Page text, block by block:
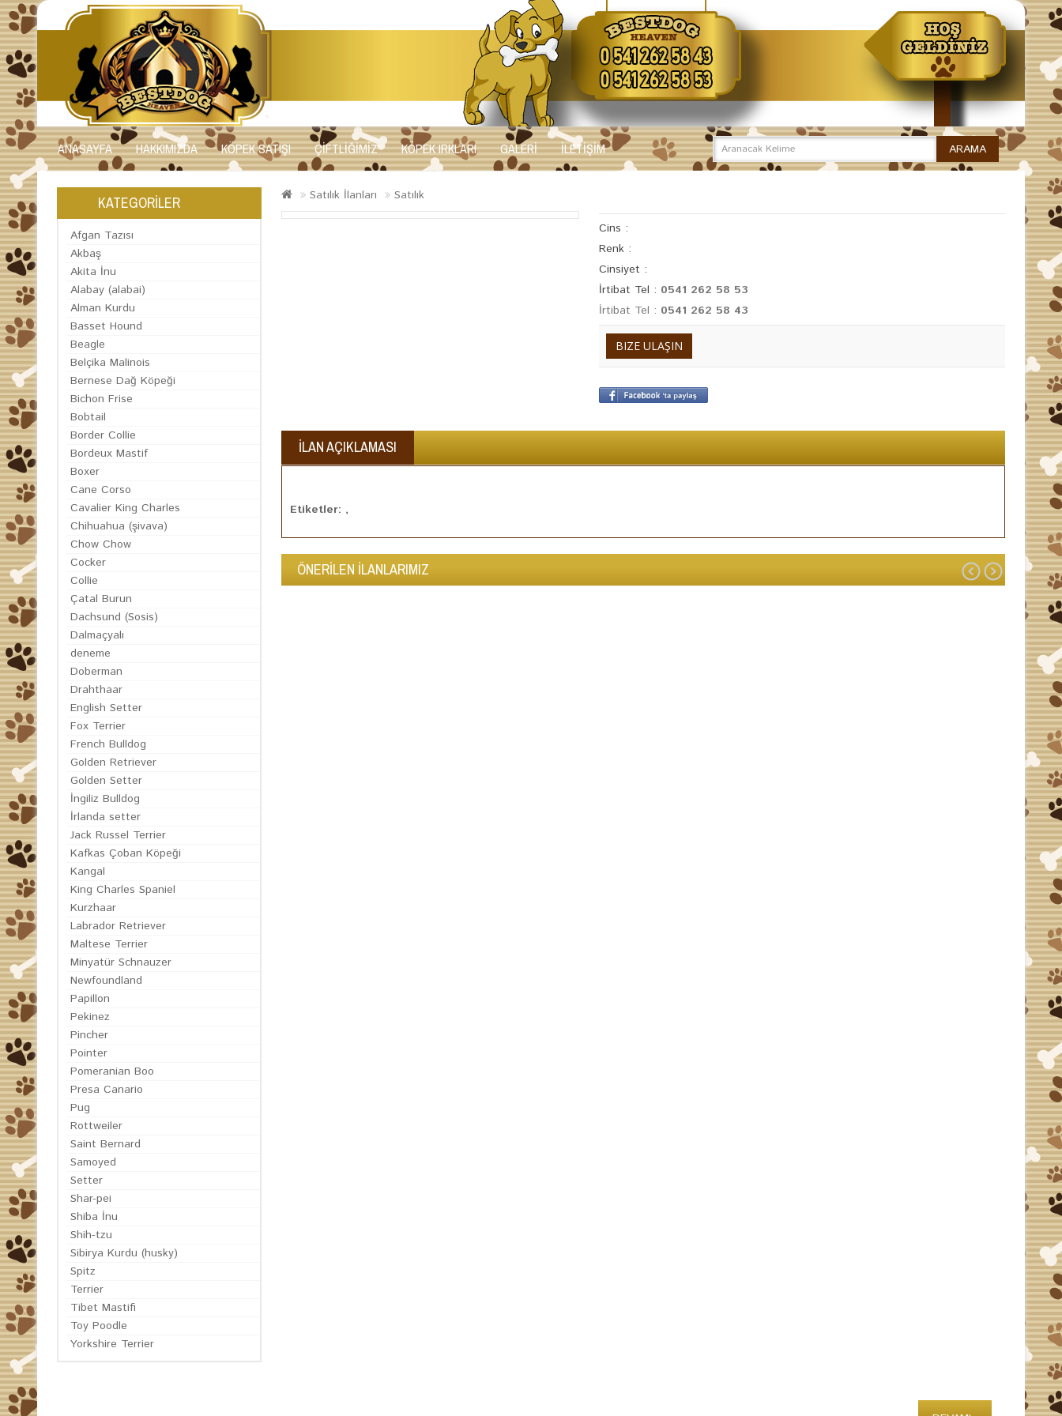
ANASAYFA HAKKIMIZDA KÖPEK SATIŞI ÇİFTLİĞİMİZ KÖPEK IRKLARI GALERİ İLETİŞİM
KATEGORİLER
Afgan Tazısı
Akbaş
Akita İnu
Alabay (alabai)
Alman Kurdu
Basset Hound
Beagle
Belçika Malinois
Bernese Dağ Köpeği
Bichon Frise
Bobtail
Border Collie
Bordeux Mastif
Boxer
Cane Corso
Cavalier King Charles
Chihuahua (şivava)
Chow Chow
Cocker
Collie
Çatal Burun
Dachsund (Sosis)
Dalmaçyalı
deneme
Doberman
Drahthaar
English Setter
Fox Terrier
French Bulldog
Golden Retriever
Golden Setter
İngiliz Bulldog
İrlanda setter
Jack Russel Terrier
Kafkas Çoban Köpeği
Kangal
King Charles Spaniel
Kurzhaar
Labrador Retriever
Maltese Terrier
Minyatür Schnauzer
Newfoundland
Papillon
Pekinez
Pincher
Pointer
Pomeranian Boo
Presa Canario
Pug
Rottweiler
Saint Bernard
Samoyed
Setter
Shar-pei
Shiba İnu
Shih-tzu
Sibirya Kurdu (husky)
Spitz
Terrier
Tibet Mastifi
Toy Poodle
Yorkshire Terrier
Satılık İlanları Satılık
Cins :
Renk :
Cinsiyet :
İrtibat Tel : 0541 262 58 53
İrtibat Tel : 0541 262 58 43
BIZE ULAŞIN
İLAN AÇIKLAMASI
Etiketler: ,
ÖNERİLEN İLANLARIMIZ